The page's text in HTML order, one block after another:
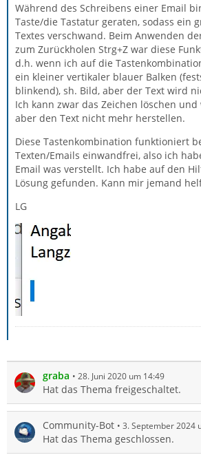
Während des Schreibens einer Email
Taste/die Tastatur geraten, sodass ein
Textes verschwand. Beim Anwenden
zum Zurückholen Strg+Z war diese
d.h. wenn ich auf die
ein kleiner vertikaler blauer Balken
blinkend), sh. Bild, aber der Text wird
Ich kann zwar das Zeichen löschen
aber den Text nicht mehr herstellen.
Diese Tastenkombination funktioniert
Texten/Emails einwandfrei, also ich
Email was verstellt. Ich habe auf den
Lösung gefunden. Kann mir jemand
LG
graba 28. Juni 2020 um 14:49
Hat das Thema freigeschaltet.
Community-Bot 3. September 2024
Hat das Thema geschlossen.